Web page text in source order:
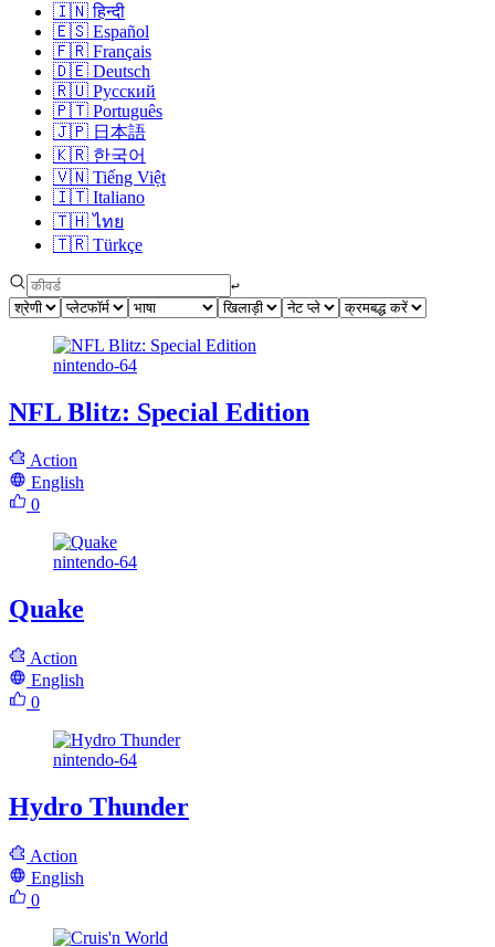
🇮🇳 हिन्दी
🇪🇸 Español
🇫🇷 Français
🇩🇪 Deutsch
🇷🇺 Русский
🇵🇹 Português
🇯🇵 日本語
🇰🇷 한국어
🇻🇳 Tiếng Việt
🇮🇹 Italiano
🇹🇭 ไทย
🇹🇷 Türkçe
↩︎
nintendo-64
NFL Blitz: Special Edition
Action
English
0
nintendo-64
Quake
Action
English
0
nintendo-64
Hydro Thunder
Action
English
0